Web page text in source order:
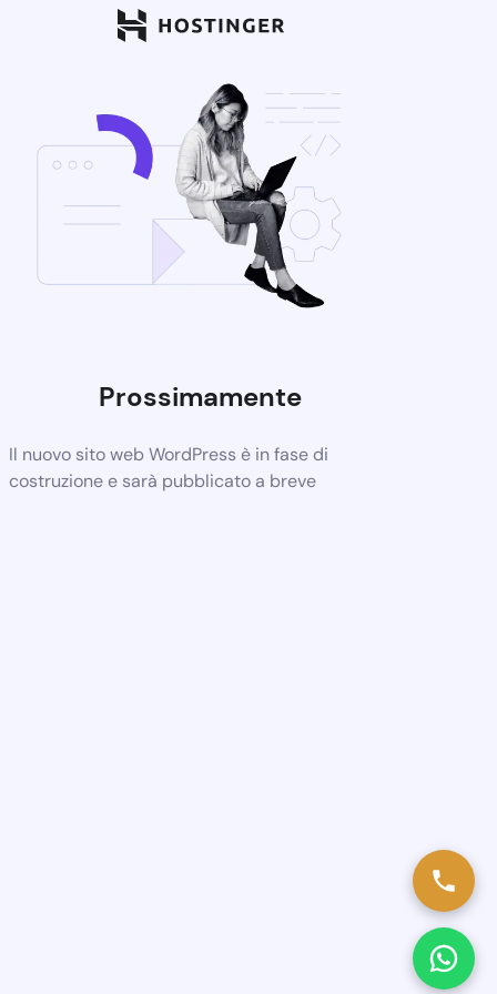
Prossimamente
Il nuovo sito web WordPress è in fase di
costruzione e sarà pubblicato a breve